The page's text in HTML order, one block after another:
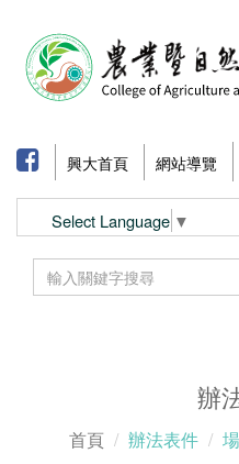
興大首頁 網站導覽
Select Language ▼
辦
首頁 辦法表件